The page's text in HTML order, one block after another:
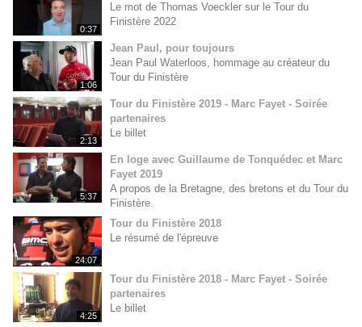
0:37
Le mot de Thomas Voeckler sur le Tour du
Finistère 2022
1:06
Jean Paul, pour toujours
Jean Paul Waterloos, hommage au créateur du
Tour du Finistère
2:13
Tour du Finistère 2019 - Marc Fayet - Soirée
partenaires
Le billet
5:37
En loge avec Guillaume de Tonquédec et Marc
Fayet 2019
A propos de la Bretagne, des bretons et du Tour du
Finistère.
24:07
Tour du Finistère 2018
Le résumé de l'épreuve
4:25
Tour du Finistère 2018 - Marc Fayet - Soirée
partenaires
Le billet